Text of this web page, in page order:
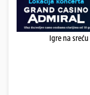
Igre na